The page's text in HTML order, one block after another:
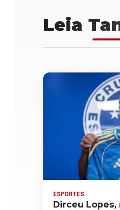
Leia
ESPORTES
Dirceu Lopes,